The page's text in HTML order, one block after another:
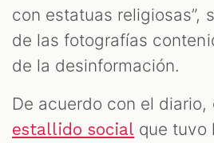
con estatuas religiosas”,
de las fotografías
de la desinformación.
De acuerdo con el diario,
estallido social que tuvo